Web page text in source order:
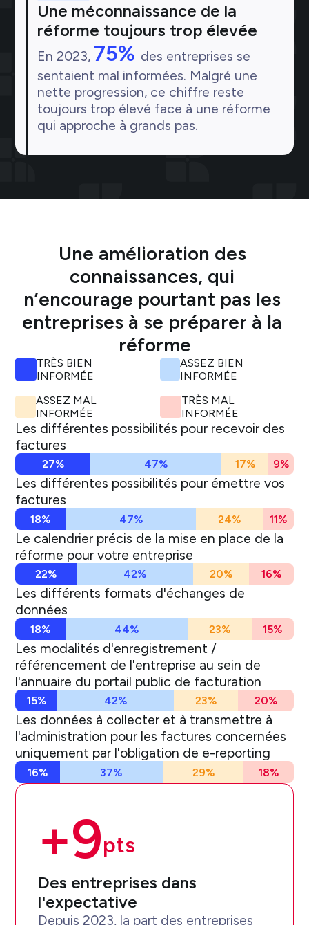
Une méconnaissance de la
réforme toujours trop élevée
En 2023, 75% des entreprises se
sentaient mal informées. Malgré une
nette progression, ce chiffre reste
toujours trop élevé face à une réforme
qui approche à grands pas.
Une amélioration des
connaissances, qui
n’encourage pourtant pas les
entreprises à se préparer à la
réforme
TRÈS BIEN
INFORMÉE
ASSEZ BIEN
INFORMÉE
ASSEZ MAL
INFORMÉE
TRÈS MAL
INFORMÉE
Les différentes possibilités pour recevoir des
factures
27% 47% 17% 9%
Les différentes possibilités pour émettre vos
factures
18% 47% 24% 11%
Le calendrier précis de la mise en place de la
réforme pour votre entreprise
22% 42% 20% 16%
Les différents formats d'échanges de
données
18% 44% 23% 15%
Les modalités d'enregistrement /
référencement de l'entreprise au sein de
l'annuaire du portail public de facturation
15% 42% 23% 20%
Les données à collecter et à transmettre à
l'administration pour les factures concernées
uniquement par l'obligation de e-reporting
16% 37% 29% 18%
+9pts
Des entreprises dans
l'expectative
Depuis 2023, la part des entreprises